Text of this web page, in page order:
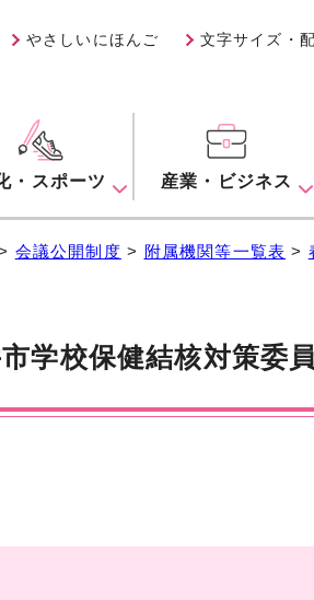
やさしいにほんご 文字サイズ・
・スポーツ 産業・ビジネス
会議公開制度 > 附属機関等一覧表 >
学校保健結核対策委